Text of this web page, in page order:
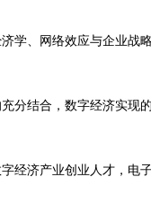
学、网络效应与企业战
分结合，数字经济实现
经济产业创业人才，电